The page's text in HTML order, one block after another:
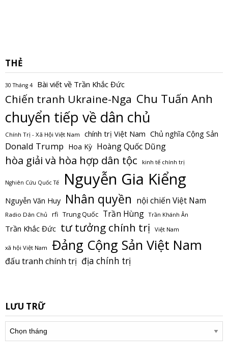
THẺ
30 Tháng 4 Bài viết về Trần Khắc Đức
Chiến tranh Ukraine-Nga Chu Tuấn Anh
chuyển tiếp về dân chủ
Chính Trị - Xã Hội Việt Nam chính trị Việt Nam Chủ nghĩa Cộng Sản
Donald Trump Hoa Kỳ Hoàng Quốc Dũng
hòa giải và hòa hợp dân tộc kinh tế chính trị
Nghiên Cứu Quốc Tế Nguyễn Gia Kiểng
Nguyễn Văn Huy Nhân quyền nội chiến Việt Nam
Radio Dân Chủ rfi Trung Quốc Trần Hùng Trần Khánh Ân
Trần Khắc Đức tư tưởng chính trị Việt Nam
xã hội Việt Nam Đảng Cộng Sản Việt Nam
đấu tranh chính trị địa chính trị
LƯU TRỮ
trữ